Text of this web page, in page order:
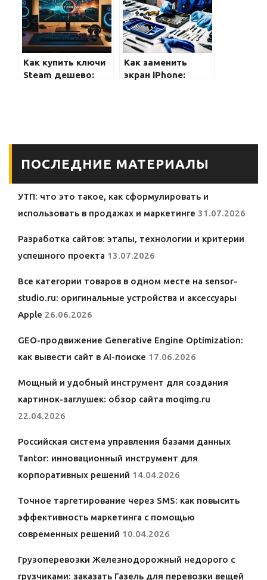
возможности,
преимущества и
советы
советы экспертов
и лучшие решения
Как купить ключи
Steam дешево:
Как заменить
экран iPhone:
ПОСЛЕДНИЕ МАТЕРИАЛЫ
УТП: что это такое, как сформулировать и
использовать в продажах и маркетинге 31.07.2026
Разработка сайтов: этапы, технологии и критерии
успешного проекта 13.07.2026
Все категории товаров в одном месте на sensor-
studio.ru: оригинальные устройства и аксессуары
Apple 26.06.2026
GEO-продвижение Generative Engine Optimization:
как вывести сайт в AI-поиске 17.06.2026
Мощный и удобный инструмент для создания
картинок-заглушек: обзор сайта moqimg.ru
22.04.2026
Российская система управления базами данных
Tantor: инновационный инструмент для
корпоративных решений 14.04.2026
Точное таргетирование через SMS: как повысить
эффективность маркетинга с помощью
современных решений 10.04.2026
Грузоперевозки Железнодорожный недорого с
грузчиками: заказать Газель для перевозки вещей